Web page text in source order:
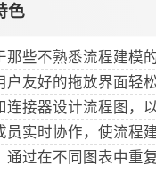
色
那些不熟悉流程建模
户友好的拖放界面轻
连接器设计流程图，
员实时协作，使流程
通过在不同图表中重